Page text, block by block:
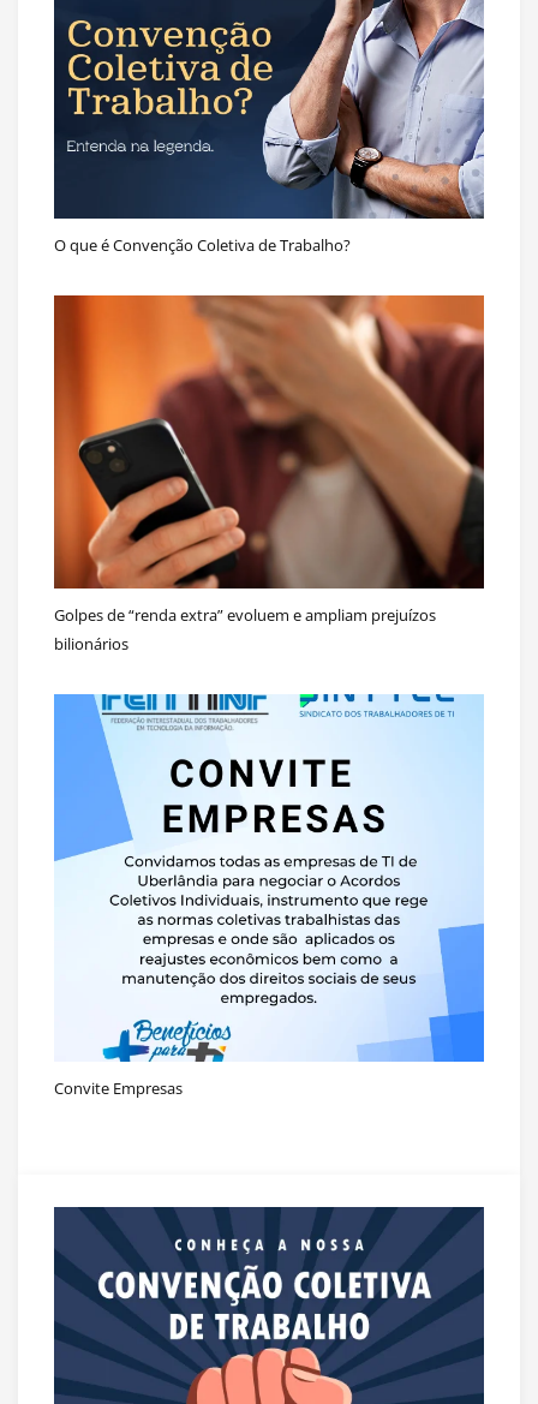
O que é Convenção Coletiva de Trabalho?
Golpes de “renda extra” evoluem e ampliam prejuízos
bilionários
Convite Empresas